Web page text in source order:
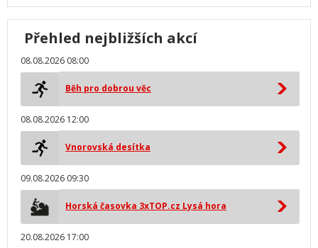
Přehled nejbližších akcí
08.08.2026 08:00
Běh pro dobrou věc
08.08.2026 12:00
Vnorovská desítka
09.08.2026 09:30
Horská časovka 3xTOP.cz Lysá hora
20.08.2026 17:00